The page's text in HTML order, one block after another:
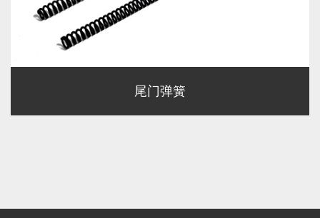
尾门弹簧